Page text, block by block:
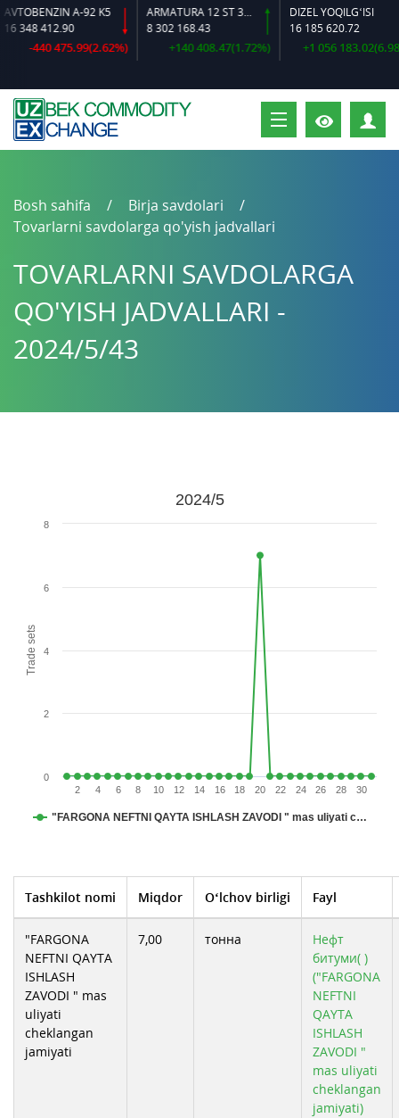
A-92 K5
412.90
-440 475.99(2.62%)
ARMATURA 12 ST 35 GS O‘LCHAMLI
8 302 168.43
+140 408.47(1.72%)
DIZEL YOQILG‘ISI
16 185 620.72
+1 056 183.02(6.98%)
Bosh sahifa
Birja savdolari
Tovarlarni savdolarga qo'yish jadvallari
TOVARLARNI SAVDOLARGA
QO'YISH JADVALLARI -
2024/5/43
Trade sets
2024/5
"FARGONA NEFTNI QAYTA ISHLASH ZAVODI " mas uliyati c…
2 4 6 8 10 12 14 16 18 20 22 24 26 28 30
0
2
4
6
8
Tashkilot nomi Miqdor O‘lchov birligi Fayl
"FARGONA
NEFTNI QAYTA
ISHLASH
ZAVODI " mas
uliyati
cheklangan
jamiyati
7,00 тонна
Нефт
битуми( )
("FARGONA
NEFTNI
QAYTA
ISHLASH
ZAVODI "
mas uliyati
cheklangan
jamiyati)